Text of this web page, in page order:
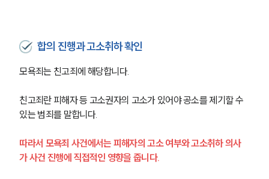
소식/자료
공지사항
뉴스레터/브로슈어
세미나
합의 진행과 고소취하 확인
모욕죄는 친고죄에 해당합니다.
친고죄란 피해자 등 고소권자의 고소가 있어야 공소를 제기할 수
있는 범죄를 말합니다.
따라서 모욕죄 사건에서는 피해자의 고소 여부와 고소취하 의사
가 사건 진행에 직접적인 영향을 줍니다.